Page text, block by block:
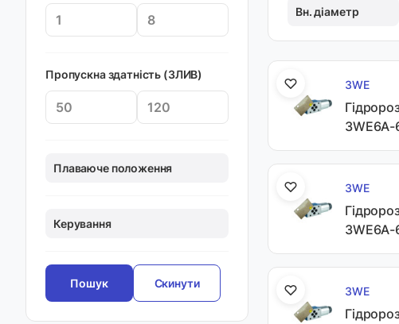
Пропускна здатність (ЗЛИВ)
Плаваюче положення
Керування
Скинути
Вн. діаметр
3WE
3WE6A-
3WE
3WE6A-
3WE